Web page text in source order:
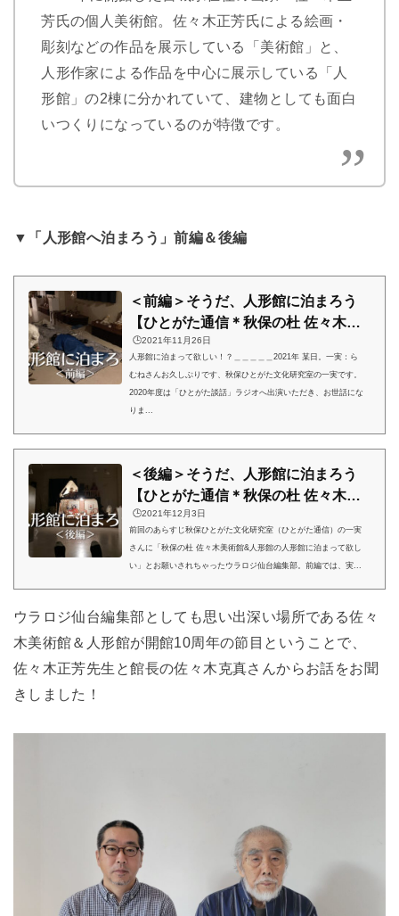
芳氏の個人美術館。佐々木正芳氏による絵画・
彫刻などの作品を展示している「美術館」と、
人形作家による作品を中心に展示している「人
形館」の2棟に分かれていて、建物としても面白
いつくりになっているのが特徴です。
▼「人形館へ泊まろう」前編＆後編
＜前編＞そうだ、人形館に泊まろう
【ひとがた通信＊秋保の杜 佐々木美
術館&人形館＊ウラロジ仙台コラ
ボ】
🕒️2021年11月26日
人形館に泊まって欲しい！？＿＿＿＿＿2021年 某日。一実：ら
むねさんお久しぶりです、秋保ひとがた文化研究室の一実です。
2020年度は「ひとがた談話」ラジオへ出演いただき、お世話にな
りま...
＜後編＞そうだ、人形館に泊まろう
【ひとがた通信＊秋保の杜 佐々木美
術館&人形館＊ウラロジ仙台コラ
🕒️2021年12月3日
前回のあらすじ秋保ひとがた文化研究室（ひとがた通信）の一実
さんに「秋保の杜 佐々木美術館&人形館の人形館に泊まって欲し
い」とお願いされちゃったウラロジ仙台編集部。前編では、実...
ウラロジ仙台編集部としても思い出深い場所である佐々
木美術館＆人形館が開館10周年の節目ということで、
佐々木正芳先生と館長の佐々木克真さんからお話をお聞
きしました！